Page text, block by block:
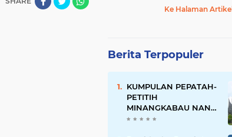
Ke Halaman Artikel
Berita Terpopuler
KUMPULAN PEPATAH-
PETITIH
MINANGKABAU NAN
ELOK